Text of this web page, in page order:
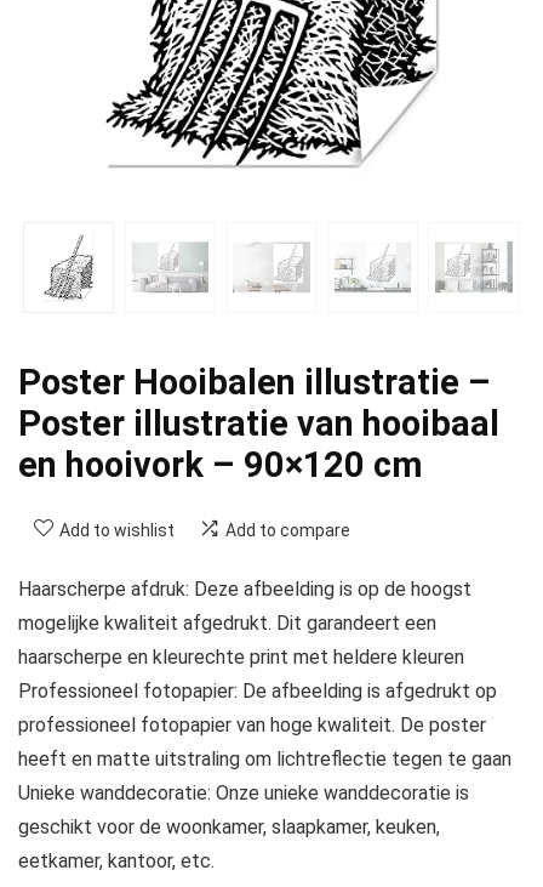
Poster Hooibalen illustratie –
Poster illustratie van hooibaal
en hooivork – 90×120 cm
Add to wishlist Add to compare
Haarscherpe afdruk: Deze afbeelding is op de hoogst
mogelijke kwaliteit afgedrukt. Dit garandeert een
haarscherpe en kleurechte print met heldere kleuren
Professioneel fotopapier: De afbeelding is afgedrukt op
professioneel fotopapier van hoge kwaliteit. De poster
heeft en matte uitstraling om lichtreflectie tegen te gaan
Unieke wanddecoratie: Onze unieke wanddecoratie is
geschikt voor de woonkamer, slaapkamer, keuken,
eetkamer, kantoor, etc.